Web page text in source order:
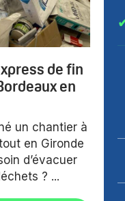
de fin
en
un chantier à
en Gironde
d’évacuer
? ...